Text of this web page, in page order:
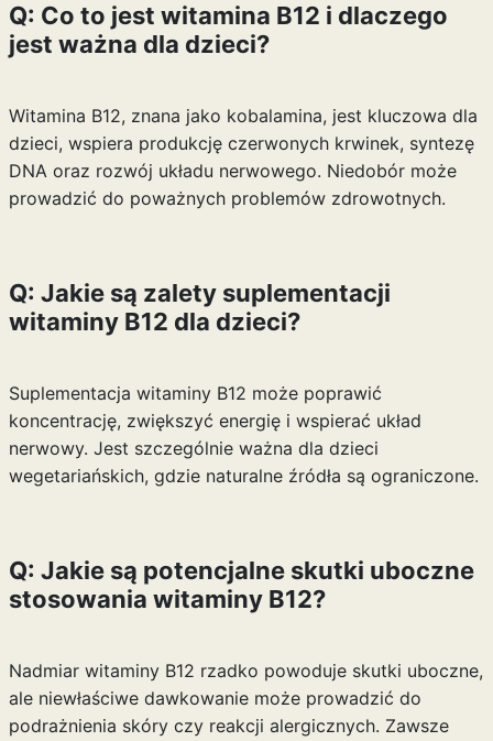
Q: Co to jest witamina B12 i dlaczego
jest ważna dla dzieci?
Witamina B12, znana jako kobalamina, jest kluczowa dla
dzieci, wspiera produkcję czerwonych krwinek, syntezę
DNA oraz rozwój układu nerwowego. Niedobór może
prowadzić do poważnych problemów zdrowotnych.
Q: Jakie są zalety suplementacji
witaminy B12 dla dzieci?
Suplementacja witaminy B12 może poprawić
koncentrację, zwiększyć energię i wspierać układ
nerwowy. Jest szczególnie ważna dla dzieci
wegetariańskich, gdzie naturalne źródła są ograniczone.
Q: Jakie są potencjalne skutki uboczne
stosowania witaminy B12?
Nadmiar witaminy B12 rzadko powoduje skutki uboczne,
ale niewłaściwe dawkowanie może prowadzić do
podrażnienia skóry czy reakcji alergicznych. Zawsze